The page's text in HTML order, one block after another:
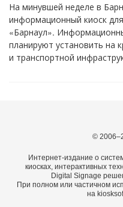
На минувшей неделе в
информационный киоск
«Барнаул».
планируют установить на
и транспортной
©
Интернет-издание о
киосках, интерактивных
Digital Signage
При полном или частичном
на